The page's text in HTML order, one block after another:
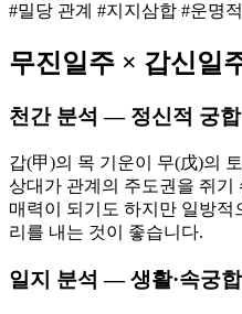
#밀당 관계 #지지삼합 #운명
무진일주 × 갑신일
천간 분석 — 정신적 궁합
갑(甲)의 목 기운이 무(戊)의
상대가 관계의 주도권을 쥐기
매력이 되기도 하지만 일방
리를 내는 것이 좋습니다.
일지 분석 — 생활·속궁합